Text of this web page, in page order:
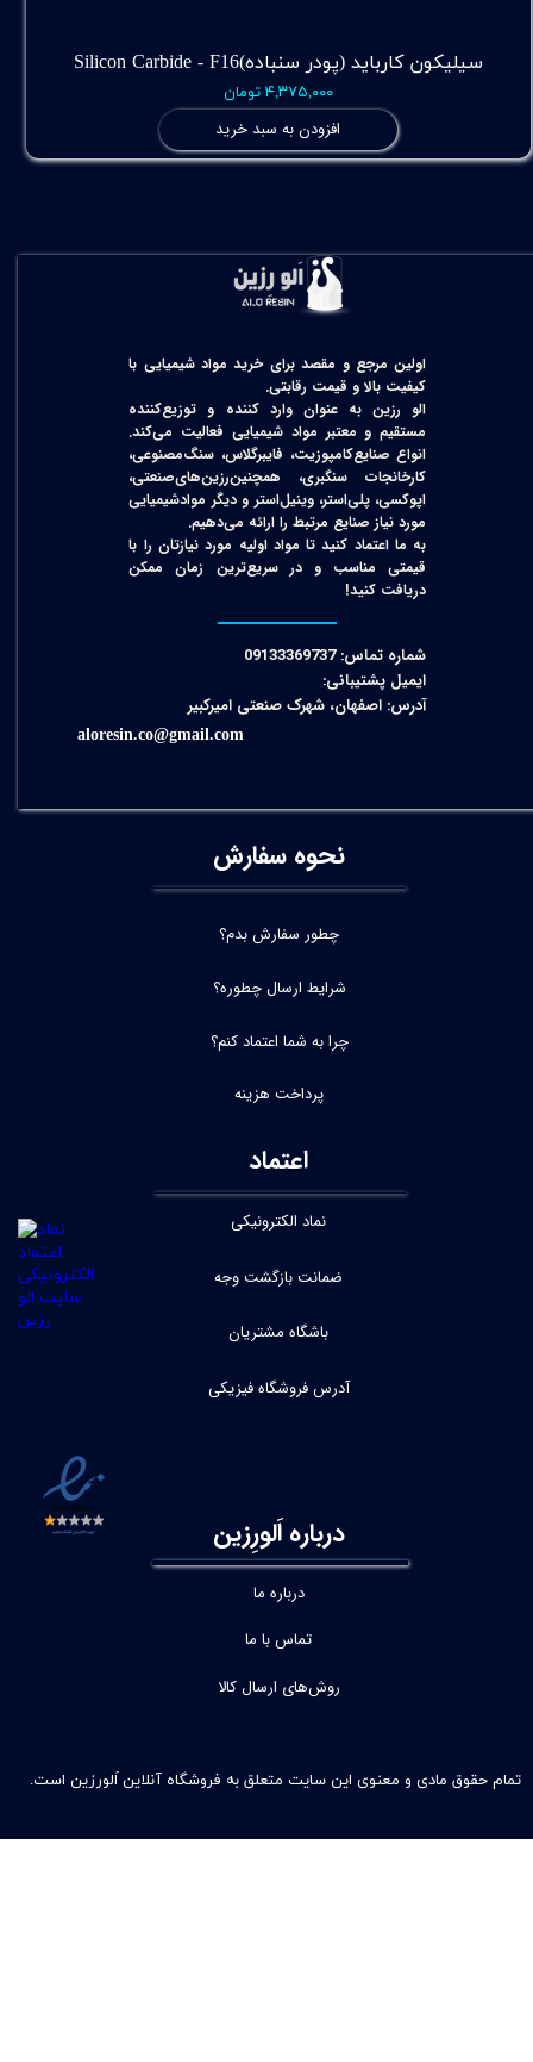
سیلیکون کارباید (پودر سنباده)Silicon Carbide - F16
۴,۳۷۵,۰۰۰ تومان
افزودن به سبد خرید
اولین مرجع و مقصد برای خرید مواد شیمیایی با
کیفیت بالا و قیمت رقابتی.
الو رزین به عنوان وارد کننده و توزیع‌کننده
مستقیم و معتبر مواد شیمیایی فعالیت می‌کند.
انواع صنایع‌کامپوزیت، فایبرگلاس، سنگ‌مصنوعی،
کارخانجات سنگبری، همچنین‌رزین‌های‌صنعتی،
اپوکسی، پلی‌استر، وینیل‌استر و دیگر مواد‌شیمیایی
مورد نیاز صنایع مرتبط را ارائه می‌دهیم.
به ما اعتماد کنید تا مواد اولیه مورد نیازتان را با
قیمتی مناسب و در سریع‌ترین زمان ممکن
دریافت کنید!​​​​​​​
شماره تماس: 09133369737
ایمیل پشتیبانی:
آدرس: اصفهان، شهرک صنعتی امیرکبیر
aloresin.co@gmail.com
نحوه سفارش
چطور سفارش بدم؟
شرایط ارسال چطوره؟
چرا به شما اعتماد کنم؟
پرداخت هزینه
تمام حقوق مادی و معنوی این سایت متعلق به فروشگاه آنلاین اَلورزین است.
اعتماد
نماد الکترونیکی
ضمانت بازگشت وجه
باشگاه مشتریان
آدرس فروشگاه فیزیکی
درباره اَلورِزین
درباره ما
تماس با ما
روش‌های ارسال کالا